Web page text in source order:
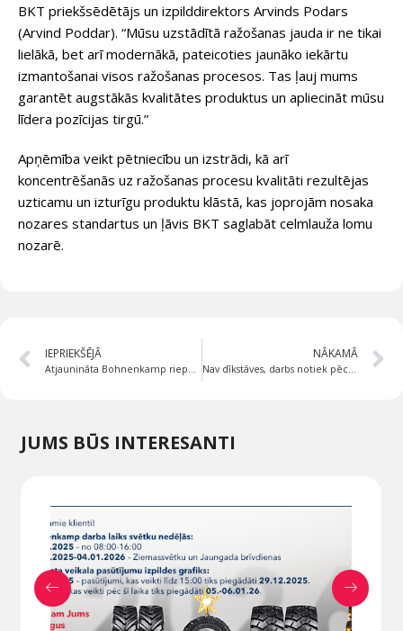
BKT priekšsēdētājs un izpilddirektors Arvinds Podars
(Arvind Poddar). “Mūsu uzstādītā ražošanas jauda ir ne tikai
lielākā, bet arī modernākā, pateicoties jaunāko iekārtu
izmantošanai visos ražošanas procesos. Tas ļauj mums
garantēt augstākās kvalitātes produktus un apliecināt mūsu
līdera pozīcijas tirgū.”
Apņēmība veikt pētniecību un izstrādi, kā arī
koncentrēšanās uz ražošanas procesu kvalitāti rezultējas
uzticamu un izturīgu produktu klāstā, kas joprojām nosaka
nozares standartus un ļāvis BKT saglabāt celmlauža lomu
nozarē.
IEPRIEKŠĒJĀ NĀKAMĀ
JUMS BŪS INTERESANTI